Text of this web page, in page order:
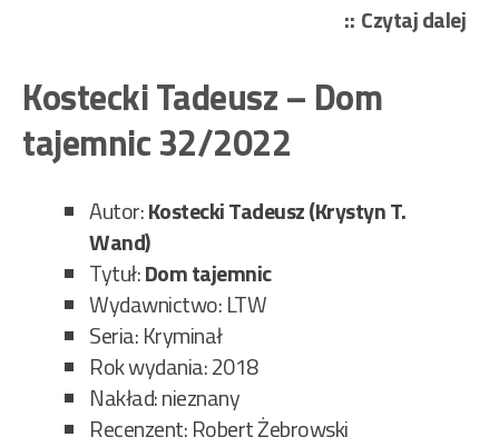
Czytaj dalej
Kostecki Tadeusz – Dom
tajemnic 32/2022
Autor:Kostecki Tadeusz (Krystyn T.
Wand)
Tytuł:Dom tajemnic
Wydawnictwo: LTW
Seria: Kryminał
Rok wydania: 2018
Nakład: nieznany
Recenzent: Robert Żebrowski